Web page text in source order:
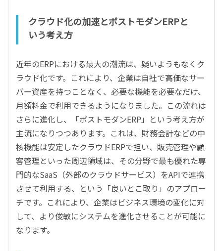
クラウド化の加速とポストモダンERPと
いう考え方
近年のERPにおける最大の潮流は、疑いようもなくク
ラウド化です。これにより、企業は自社で高価なサー
バー資産を持つことなく、必要な機能を必要なだけ、
月額料金で利用できるようになりました。この流れは
さらに進化し、「ポストモダンERP」という考え方が
主流になりつつあります。これは、財務会計などの中
核機能は安定したクラウドERPで担い、販売管理や顧
客管理といった周辺領域は、その分野で最も優れた専
門的なSaaS（外部のクラウドサービス）をAPIで連携
させて利用する、という「良いとこ取り」のアプロー
チです。これにより、企業はビジネス環境の変化に対
して、より俊敏にシステムを進化させることが可能に
なります。